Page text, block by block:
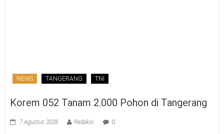
NEWS TANGERANG TNI
Korem 052 Tanam 2.000 Pohon di Tangerang
7 Agustus 2026 Redaksi 0